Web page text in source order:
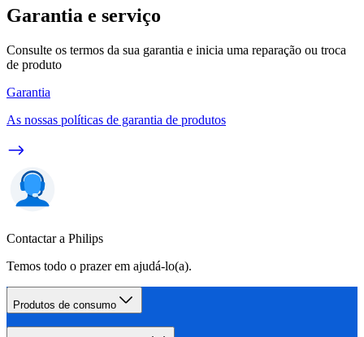
Garantia e serviço
Consulte os termos da sua garantia e inicia uma reparação ou troca
de produto
Garantia
As nossas políticas de garantia de produtos
Contactar a Philips
Temos todo o prazer em ajudá-lo(a).
Produtos de consumo